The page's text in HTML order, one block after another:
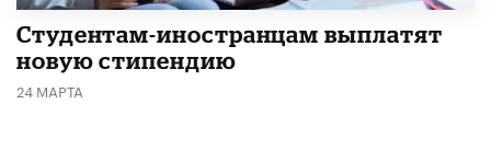
Студентам-иностранцам выплатят
новую стипендию
24 МАРТА